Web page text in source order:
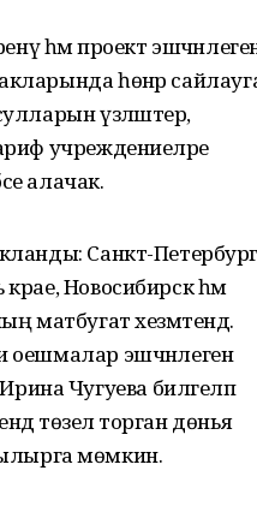
һәм проект
һөнәр
үзләштерә,
учреждениеләре
алачак.
Санкт-
Новосибирск һәм
матбугат хезмәтендә.
оешмалар эшчәнлеген
Чугуева билгеләп
төзелә торган дөнья
мөмкин.